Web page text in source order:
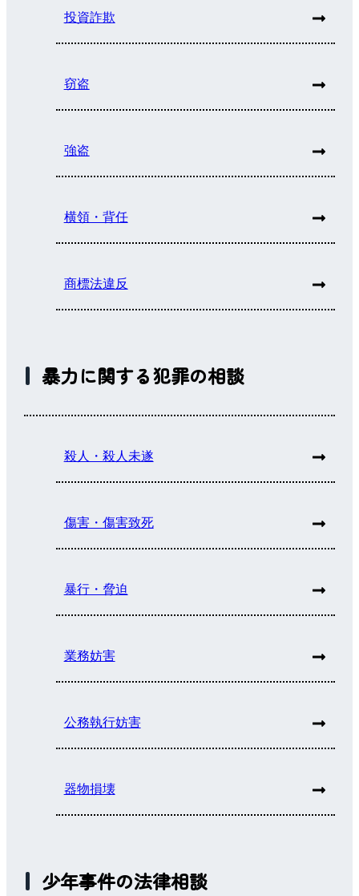
投資詐欺
窃盗
強盗
横領・背任
商標法違反
暴力に関する犯罪の相談
殺人・殺人未遂
傷害・傷害致死
暴行・脅迫
業務妨害
公務執行妨害
器物損壊
少年事件の法律相談